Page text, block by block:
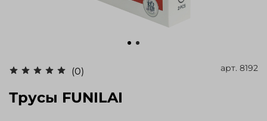
(0) арт. 8192
Трусы FUNILAI